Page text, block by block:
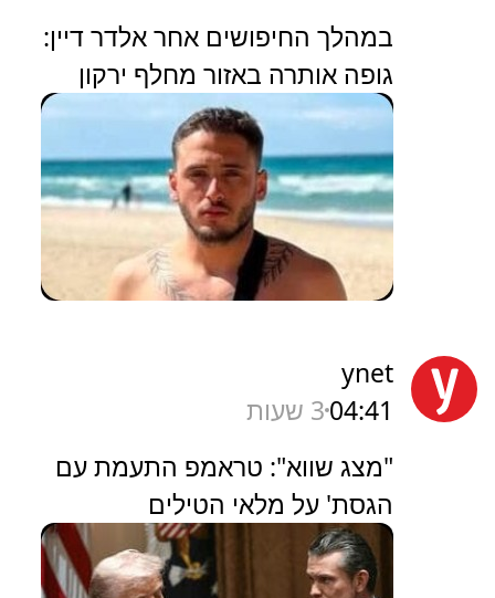
במהלך החיפושים אחר אלדר דיין:
גופה אותרה באזור מחלף ירקון
ynet
04:413 שעות
"מצג שווא": טראמפ התעמת עם
הגסת' על מלאי הטילים